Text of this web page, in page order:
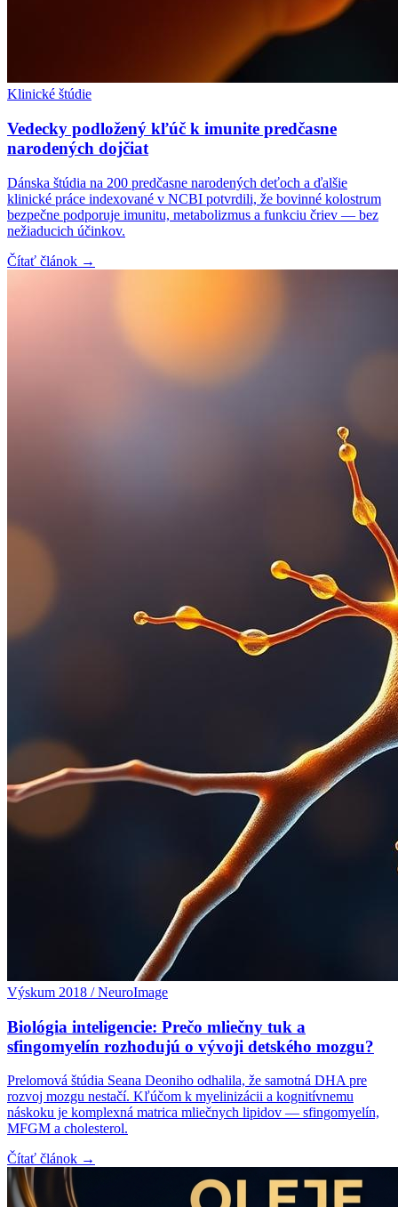
Klinické štúdie
Vedecky podložený kľúč k imunite predčasne
narodených dojčiat
Dánska štúdia na 200 predčasne narodených deťoch a ďalšie
klinické práce indexované v NCBI potvrdili, že bovinné kolostrum
bezpečne podporuje imunitu, metabolizmus a funkciu čriev — bez
nežiaducich účinkov.
Čítať článok →
Výskum 2018 / NeuroImage
Biológia inteligencie: Prečo mliečny tuk a
sfingomyelín rozhodujú o vývoji detského mozgu?
Prelomová štúdia Seana Deoniho odhalila, že samotná DHA pre
rozvoj mozgu nestačí. Kľúčom k myelinizácii a kognitívnemu
náskoku je komplexná matrica mliečnych lipidov — sfingomyelín,
MFGM a cholesterol.
Čítať článok →